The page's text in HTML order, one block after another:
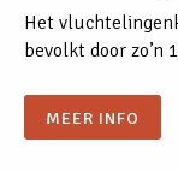
Het
bevolkt door zo’n
MEER INFO